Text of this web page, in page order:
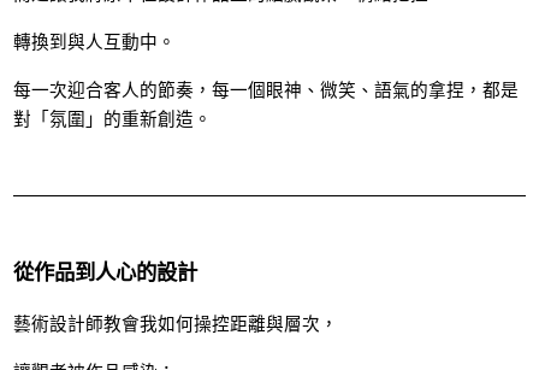
轉換到與人互動中。
每一次迎合客人的節奏，每一個眼神、微笑、語氣的拿捏，都是
對「氛圍」的重新創造。
從作品到人心的設計
藝術設計師教會我如何操控距離與層次，